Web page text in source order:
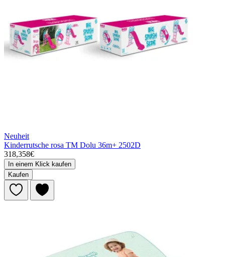
Neuheit
Kinderrutsche rosa TM Dolu 36m+ 2502D
318,358€
In einem Klick kaufen
Kaufen